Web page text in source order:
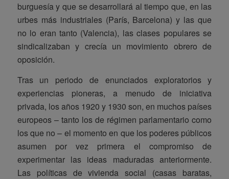
burguesía y que se desarrollará al tiempo que, en las
urbes más industriales (París, Barcelona) y las que
no lo eran tanto (Valencia), las clases populares se
sindicalizaban y crecía un movimiento obrero de
oposición.
Tras un periodo de enunciados exploratorios y
experiencias pioneras, a menudo de iniciativa
privada, los años 1920 y 1930 son, en muchos países
europeos – tanto los de régimen parlamentario como
los que no – el momento en que los poderes públicos
asumen por vez primera el compromiso de
experimentar las ideas maduradas anteriormente.
Las políticas de vivienda social (casas baratas,